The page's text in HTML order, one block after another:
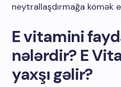
neytrallaşdırmağa kömək
E vitamini
nələrdir? E
yaxşı gəlir?